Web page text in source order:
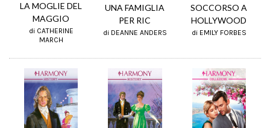
LA MOGLIE DEL
MAGGIO
di CATHERINE
MARCH
UNA FAMIGLIA
PER RIC
di DEANNE ANDERS
SOCCORSO A
HOLLYWOOD
di EMILY FORBES